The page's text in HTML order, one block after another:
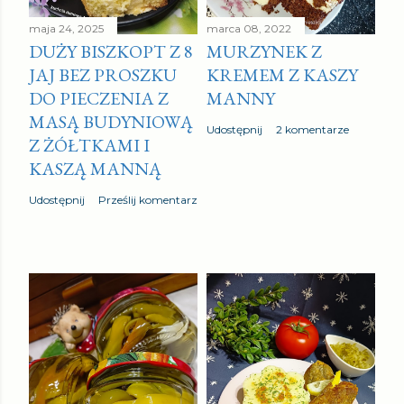
m
e
n
t
a
r
z
maja 24, 2025
DUŻY BISZKOPT Z 8
JAJ BEZ PROSZKU
DO PIECZENIA Z
MASĄ BUDYNIOWĄ
Z ŻÓŁTKAMI I
KASZĄ MANNĄ
Udostępnij Prześlij komentarz
marca 08, 2022
MURZYNEK Z
KREMEM Z KASZY
MANNY
Udostępnij 2 komentarze